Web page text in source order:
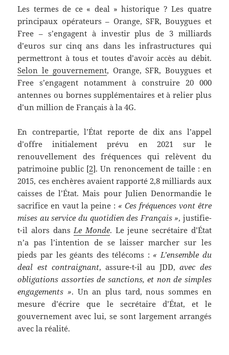
Les termes de ce « deal » historique ? Les quatre
principaux opérateurs – Orange, SFR, Bouygues et
Free – s’engagent à investir plus de 3 milliards
d’euros sur cinq ans dans les infrastructures qui
permettront à tous et toutes d’avoir accès au débit.
Selon le gouvernement, Orange, SFR, Bouygues et
Free s’engagent notamment à construire 20 000
antennes ou bornes supplémentaires et à relier plus
d’un million de Français à la 4G.
En contrepartie, l’État reporte de dix ans l’appel
d’offre initialement prévu en 2021 sur le
renouvellement des fréquences qui relèvent du
patrimoine public [2]. Un renoncement de taille : en
2015, ces enchères avaient rapporté 2,8 milliards aux
caisses de l’État. Mais pour Julien Denormandie le
sacrifice en vaut la peine : « Ces fréquences vont être
mises au service du quotidien des Français », justifie-
t-il alors dansLe Monde. Le jeune secrétaire d’État
n’a pas l’intention de se laisser marcher sur les
pieds par les géants des télécoms : « L’ensemble du
deal est contraignant, assure-t-il au JDD,avec des
obligations assorties de sanctions, et non de simples
engagements ». Un an plus tard, nous sommes en
mesure d’écrire que le secrétaire d’État, et le
gouvernement avec lui, se sont largement arrangés
avec la réalité.